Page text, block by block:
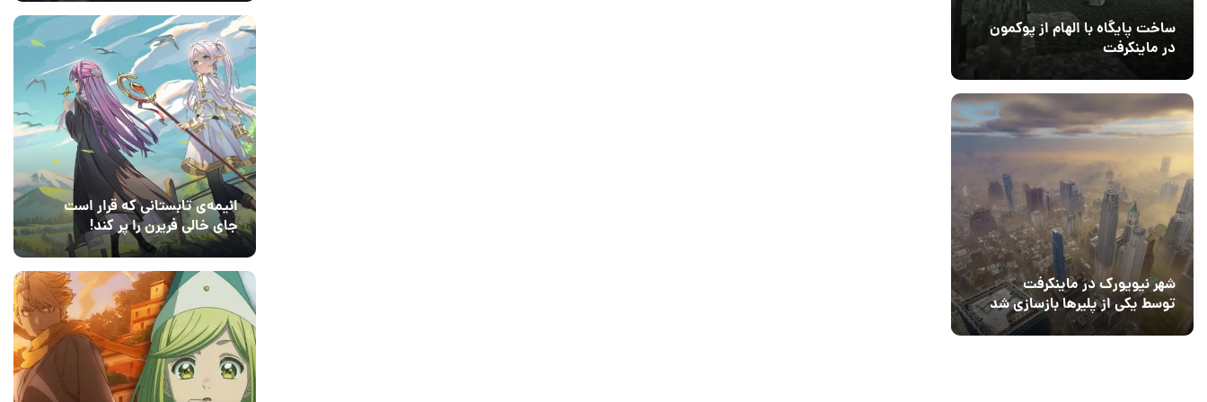
ساخت پایگاه با الهام از پوکمون
در ماینکرفت
شهر نیویورک در ماینکرفت
توسط یکی از پلیرها بازسازی شد
انیمه‌ی تابستانی که قرار است
جای خالی فریرن را پر کند!
14 مرداد 1405